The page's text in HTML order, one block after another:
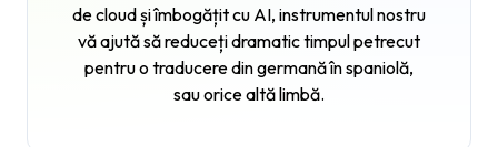
de cloud și îmbogățit cu AI, instrumentul nostru
vă ajută să reduceți dramatic timpul petrecut
pentru o traducere din germană în spaniolă,
sau orice altă limbă.